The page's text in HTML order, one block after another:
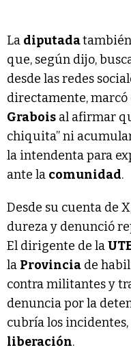
La diputada
que, según dijo,
desde las redes
directamente,
Grabois al afirmar
chiquita” ni
la intendenta para
ante la comunidad.
Desde su cuenta de
dureza y denunció
El dirigente de la
la Provincia de
contra militantes y
denuncia por la
cubría los
liberación.